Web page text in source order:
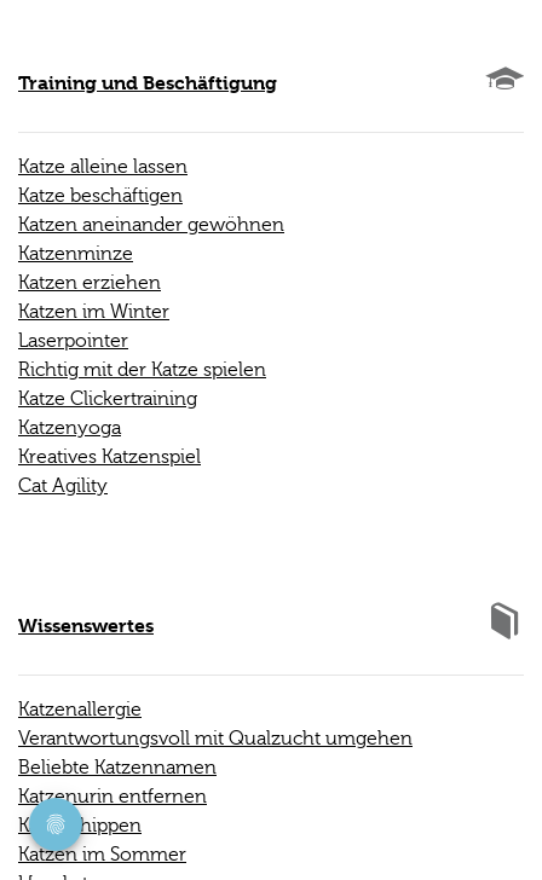
Training und Beschäftigung
Katze alleine lassen
Katze beschäftigen
Katzen aneinander gewöhnen
Katzenminze
Katzen erziehen
Katzen im Winter
Laserpointer
Richtig mit der Katze spielen
Katze Clickertraining
Katzenyoga
Kreatives Katzenspiel
Cat Agility
Wissenswertes
Katzenallergie
Verantwortungsvoll mit Qualzucht umgehen
Beliebte Katzennamen
Katzenurin entfernen
Katze chippen
Katzen im Sommer